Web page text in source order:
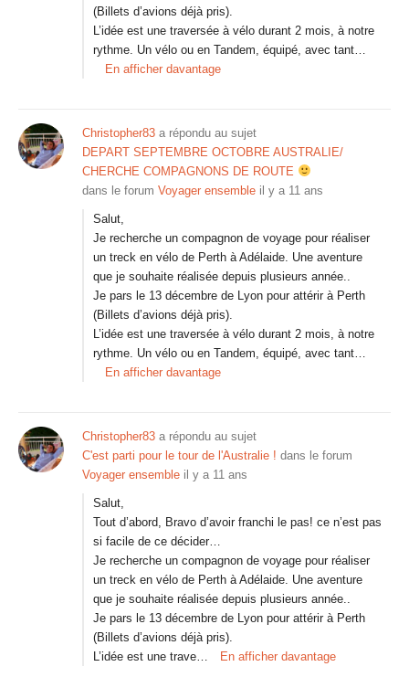
(Billets d’avions déjà pris).
L’idée est une traversée à vélo durant 2 mois, à notre
rythme. Un vélo ou en Tandem, équipé, avec tant…
En afficher davantage
Christopher83 a répondu au sujet
DEPART SEPTEMBRE OCTOBRE AUSTRALIE/
CHERCHE COMPAGNONS DE ROUTE
dans le forum Voyager ensemble il y a 11 ans
Salut,
Je recherche un compagnon de voyage pour réaliser
un treck en vélo de Perth à Adélaide. Une aventure
que je souhaite réalisée depuis plusieurs année..
Je pars le 13 décembre de Lyon pour attérir à Perth
(Billets d’avions déjà pris).
L’idée est une traversée à vélo durant 2 mois, à notre
rythme. Un vélo ou en Tandem, équipé, avec tant…
En afficher davantage
Christopher83 a répondu au sujet
C'est parti pour le tour de l'Australie ! dans le forum
Voyager ensemble il y a 11 ans
Salut,
Tout d’abord, Bravo d’avoir franchi le pas! ce n’est pas
si facile de ce décider…
Je recherche un compagnon de voyage pour réaliser
un treck en vélo de Perth à Adélaide. Une aventure
que je souhaite réalisée depuis plusieurs année..
Je pars le 13 décembre de Lyon pour attérir à Perth
(Billets d’avions déjà pris).
L’idée est une trave…
En afficher davantage